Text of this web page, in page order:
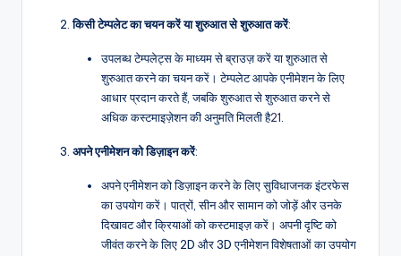
किसी टेम्पलेट का चयन करें या शुरुआत से शुरुआत करें:
उपलब्ध टेम्पलेट्स के माध्यम से ब्राउज़ करें या शुरुआत से
शुरुआत करने का चयन करें। टेम्पलेट आपके एनीमेशन के लिए
आधार प्रदान करते हैं, जबकि शुरुआत से शुरुआत करने से
अधिक कस्टमाइज़ेशन की अनुमति मिलती है21
अपने एनीमेशन को डिज़ाइन करें:
अपने एनीमेशन को डिज़ाइन करने के लिए सुविधाजनक इंटरफेस
का उपयोग करें। पात्रों, सीन और सामान को जोड़ें और उनके
दिखावट और क्रियाओं को कस्टमाइज़ करें। अपनी दृष्टि को
जीवंत करने के लिए 2D और 3D एनीमेशन विशेषताओं का उपयोग